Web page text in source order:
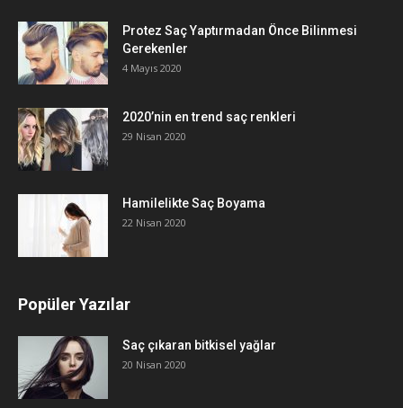
Protez Saç Yaptırmadan Önce Bilinmesi
Gerekenler
4 Mayıs 2020
2020’nin en trend saç renkleri
29 Nisan 2020
Hamilelikte Saç Boyama
22 Nisan 2020
Popüler Yazılar
Saç çıkaran bitkisel yağlar
20 Nisan 2020